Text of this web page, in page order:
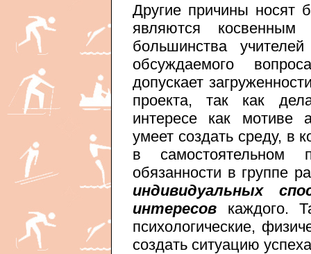
Другие причины носят
являются
большинства
обсуждаемого
допускает
проекта, так как
интересе как мотиве
умеет создать среду, в
в самостоятельном
обязанности в группе
индивидуальных
интересов каждого.
психологические,
создать ситуацию